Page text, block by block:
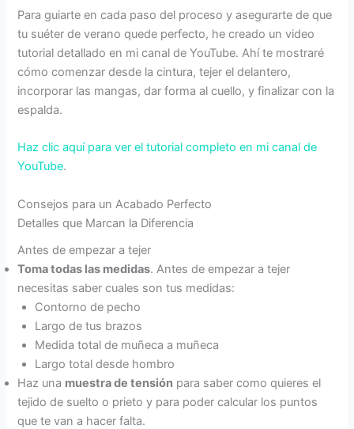
Para guiarte en cada paso del proceso y asegurarte de que
tu suéter de verano quede perfecto, he creado un video
tutorial detallado en mi canal de YouTube. Ahí te mostraré
cómo comenzar desde la cintura, tejer el delantero,
incorporar las mangas, dar forma al cuello, y finalizar con la
espalda.
Haz clic aquí para ver el tutorial completo en mi canal de
YouTube.
Consejos para un Acabado Perfecto
Detalles que Marcan la Diferencia
Antes de empezar a tejer
Toma todas las medidas. Antes de empezar a tejer
necesitas saber cuales son tus medidas:
Contorno de pecho
Largo de tus brazos
Medida total de muñeca a muñeca
Largo total desde hombro
Haz una muestra de tensión para saber como quieres el
tejido de suelto o prieto y para poder calcular los puntos
que te van a hacer falta.